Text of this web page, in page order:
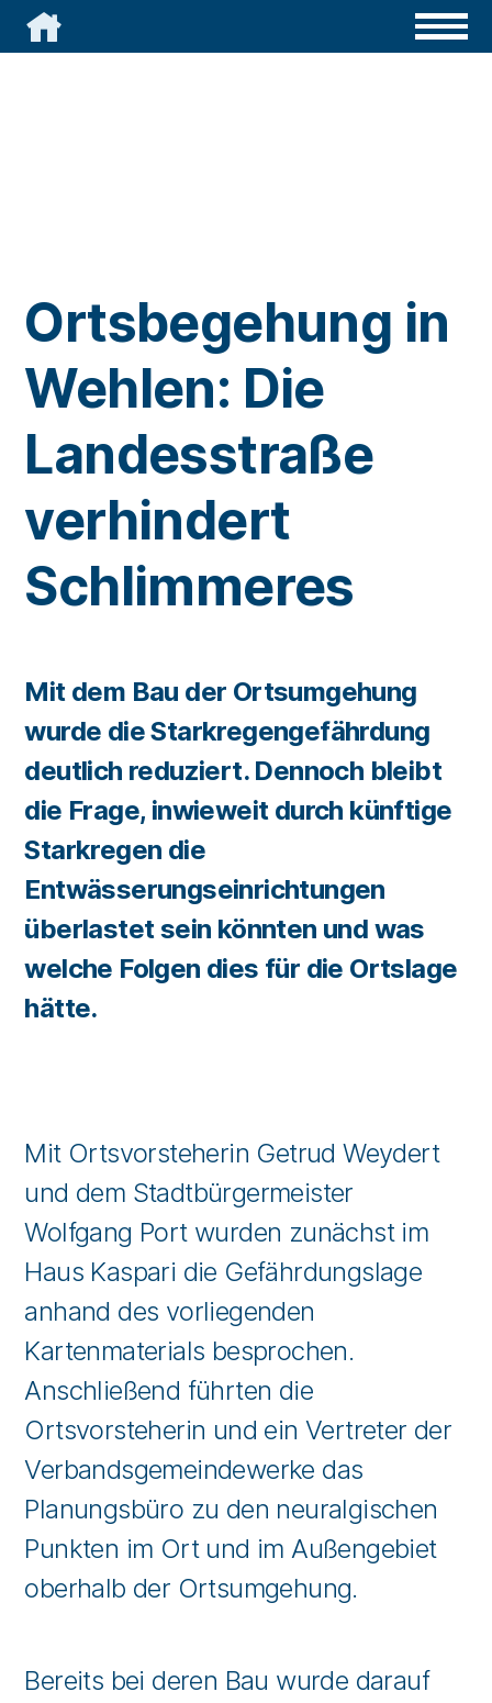

Ortsbegehung in
Wehlen: Die
Landesstraße
verhindert
Schlimmeres
Mit dem Bau der Ortsumgehung
wurde die Starkregengefährdung
deutlich reduziert. Dennoch bleibt
die Frage, inwieweit durch künftige
Starkregen die
Entwässerungseinrichtungen
überlastet sein könnten und was
welche Folgen dies für die Ortslage
hätte.
Mit Ortsvorsteherin Getrud Weydert
und dem Stadtbürgermeister
Wolfgang Port wurden zunächst im
Haus Kaspari die Gefährdungslage
anhand des vorliegenden
Kartenmaterials besprochen.
Anschließend führten die
Ortsvorsteherin und ein Vertreter der
Verbandsgemeindewerke das
Planungsbüro zu den neuralgischen
Punkten im Ort und im Außengebiet
oberhalb der Ortsumgehung.
Bereits bei deren Bau wurde darauf